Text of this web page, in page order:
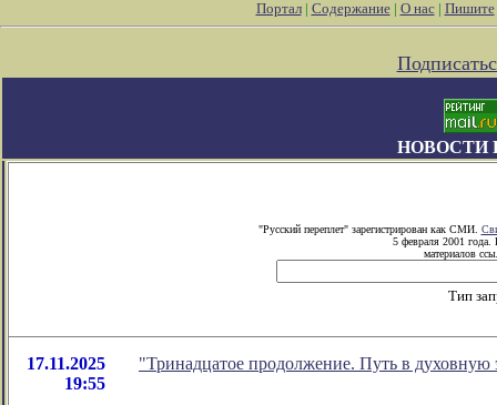
Портал| Содержание| О нас| Пишите
НОВОСТИ
"Русский переплет" зарегистрирован как СМИ.
5 февраля 2001 года.
материалов
Тип
17.11.2025
19:55
"Тринадцатое продолжение. Путь в